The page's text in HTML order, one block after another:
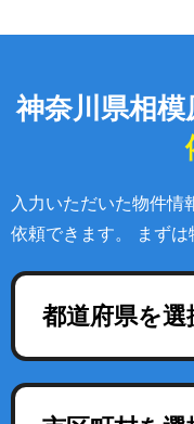
神奈川県相
入力いただいた物件情
依頼できます。 まずは
都道府県を選